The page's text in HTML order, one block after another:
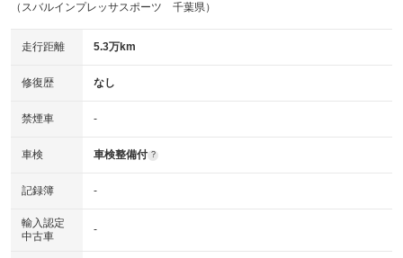
（スバルインプレッサスポーツ 千葉県）
走行距離 5.3万km
修復歴 なし
禁煙車 -
車検 車検整備付 ?
記録簿 -
輸入認定
中古車
-